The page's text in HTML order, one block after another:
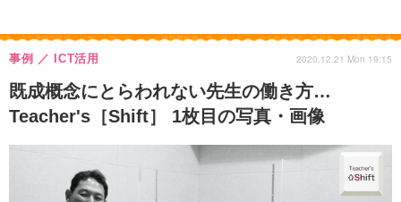
既成概念にとらわれない先生の働き方…
Teacher's［Shift］ 1枚目の写真・画像
事例 ICT活用 2020.12.21 Mon 19:15